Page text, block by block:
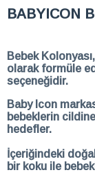
BABYICON
Bebek
olarak formüle
seçeneğidir.
Baby Icon
bebeklerin
hedefler.
İçeriğindeki
bir koku ile